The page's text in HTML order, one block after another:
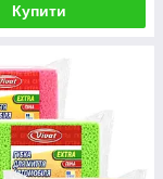
Купити